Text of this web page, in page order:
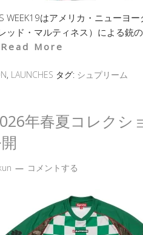
WEEK19はアメリカ・ニューヨ
ッド・マルティネス）による銃
Read More
, LAUNCHES タグ: シュプリーム
年春夏コレクシ
コメントする